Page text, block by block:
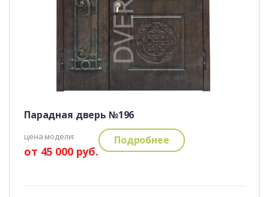
Парадная дверь №196
цена модели:
от 45 000 руб.
Подробнее